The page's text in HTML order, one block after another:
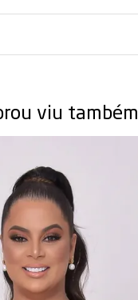
viu também